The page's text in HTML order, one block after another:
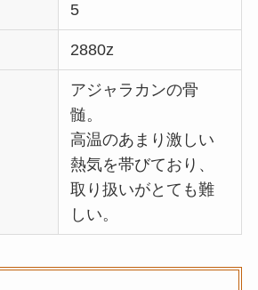
5
2880z
アジャラカンの骨
髄。
高温のあまり激しい
熱気を帯びており、
取り扱いがとても難
しい。